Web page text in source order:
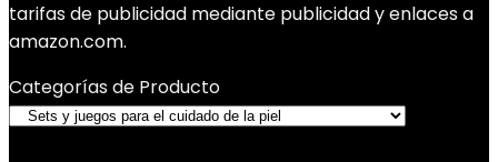
tarifas de publicidad mediante publicidad y enlaces a
amazon.com.
Categorías de Producto